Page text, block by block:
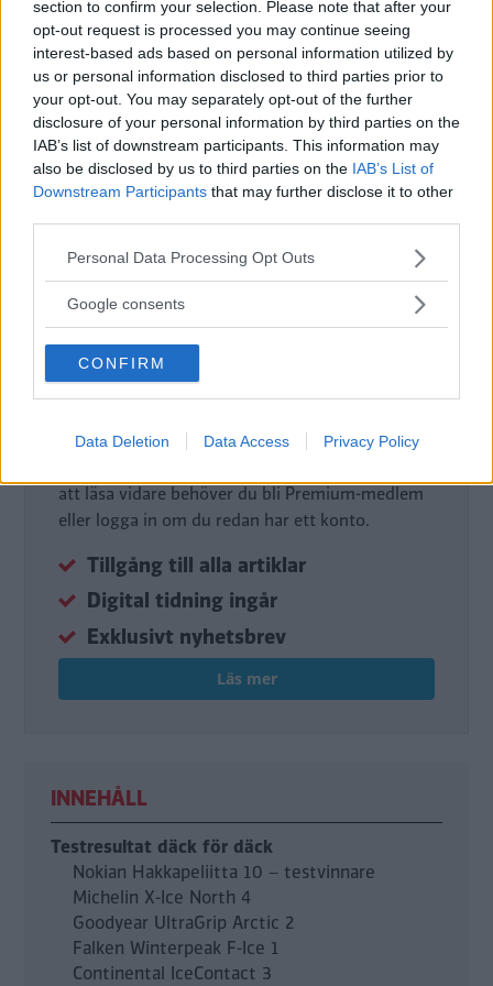
section to confirm your selection. Please note that after your
opt-out request is processed you may continue seeing
interest-based ads based on personal information utilized by
us or personal information disclosed to third parties prior to
your opt-out. You may separately opt-out of the further
disclosure of your personal information by third parties on the
IAB’s list of downstream participants. This information may
also be disclosed by us to third parties on the IAB’s List of
Downstream Participants that may further disclose it to other
Please note that this website/app uses one or more Google
not limited to your visit or usage behaviour. You may click to
use your data for below specified purposes in below Google
consent section.
Personal Data Processing Opt Outs
Google consents
CONFIRM
Data Deletion Data Access Privacy Policy
Nils Svärd
Fotograf
Fredrik Diits Vikström
att fortsätta läsa.
DIGITAL PRENUMERATION
Ta del av allt material – bli
Premium-medlem
att läsa vidare behöver du bli Premium-medlem
eller logga in om du redan har ett konto.
Tillgång till alla artiklar
Digital tidning ingår
Exklusivt nyhetsbrev
Läs mer
INNEHÅLL
Testresultat däck för däck
Nokian Hakkapeliitta 10 – testvinnare
Michelin X-Ice North 4
Goodyear UltraGrip Arctic 2
Falken Winterpeak F-Ice 1
Continental IceContact 3